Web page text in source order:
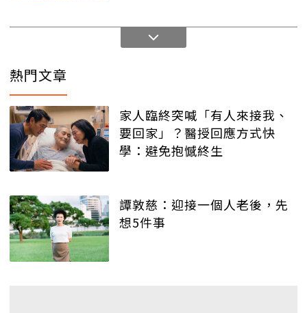
熱門文章
家人臨終突喊「有人來接我、
要回家」？醫授回應方式快
學：避免抱憾終生
譚敦慈：迎接一個人老後，先
想5件事